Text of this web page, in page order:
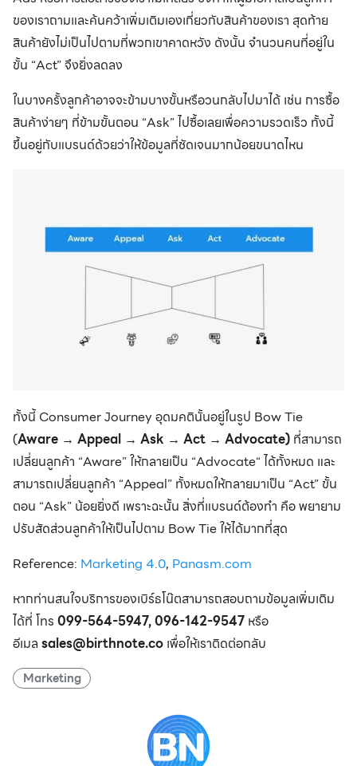
ของเราถามและค้นคว้าเพิ่มเติมเองเกี่ยวกับสินค้าของเรา สุดท้าย
สินค้ายังไม่เป็นไปตามที่พวกเขาคาดหวัง ดังนั้น จำนวนคนที่อยู่ใน
ขั้น “Act” จึงยิ่งลดลง
ในบางครั้งลูกค้าอาจจะข้ามบางขั้นหรือวนกลับไปมาได้ เช่น การซื้อ
สินค้าง่ายๆ ที่ข้ามขั้นตอน “Ask” ไปซื้อเลยเพื่อความรวดเร็ว ทั้งนี้
ขึ้นอยู่กับแบรนด์ด้วยว่าให้ข้อมูลที่ชัดเจนมากน้อยขนาดไหน
ทั้งนี้ Consumer Journey อุดมคตินั้นอยู่ในรูป Bow Tie
(Aware → Appeal → Ask → Act → Advocate) ที่สามารถ
เปลี่ยนลูกค้า “Aware” ให้กลายเป็น “Advocate“ ได้ทั้งหมด และ
สามารถเปลี่ยนลูกค้า “Appeal” ทั้งหมดให้กลายมาเป็น “Act” ขั้น
ตอน “Ask” น้อยยิ่งดี เพราะฉะนั้น สิ่งที่แบรนด์ต้องทำ คือ พยายาม
ปรับสัดส่วนลูกค้าให้เป็นไปตาม Bow Tie ให้ได้มากที่สุด
Reference: Marketing 4.0, Panasm.com
หากท่านสนใจบริการของเบิร์ธโน๊ตสามารถสอบถามข้อมูลเพิ่มเติม
ได้ที่ โทร 099-564-5947, 096-142-9547 หรือ
อีเมล sales@birthnote.co เพื่อให้เราติดต่อกลับ
Marketing